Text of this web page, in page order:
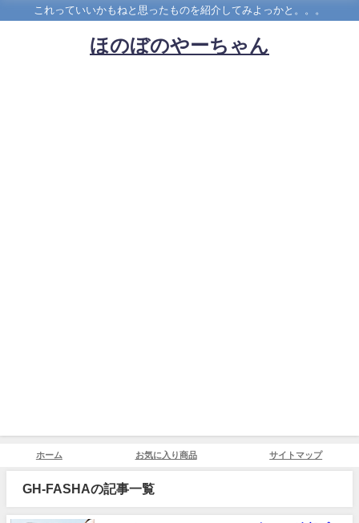
これっていいかもねと思ったものを紹介してみよっかと。。。
ほのぼのやーちゃん
ホーム お気に入り商品 サイトマップ
GH-FASHAの記事一覧